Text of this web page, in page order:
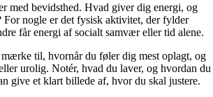
med bevidsthed. Hvad giver dig energi, og
For nogle er det fysisk aktivitet, der fylder
får energi af socialt samvær eller tid alene.
til, hvornår du føler dig mest oplagt, og
urolig. Notér, hvad du laver, og hvordan du
give et klart billede af, hvor du skal justere.